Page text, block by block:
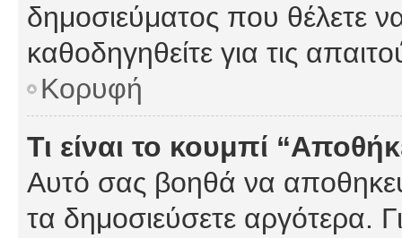
δημοσιεύματος που θέλετε
καθοδηγηθείτε για τις
Κορυφή
Τι είναι το κουμπί
Αυτό σας βοηθά να
τα δημοσιεύσετε αργότερα.